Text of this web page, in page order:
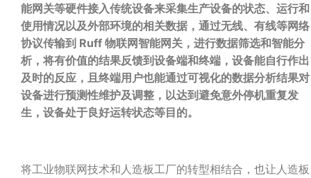
能网关等硬件接入传统设备来采集生产设备的状态、运行和
使用情况以及外部环境的相关数据，通过无线、有线等网络
协议传输到 Ruff 物联网智能网关，进行数据筛选和智能分
析，将有价值的结果反馈到设备端和终端，设备能自行作出
及时的反应，且终端用户也能通过可视化的数据分析结果对
设备进行预测性维护及调整，以达到避免意外停机重复发
生，设备处于良好运转状态等目的。
将工业物联网技术和人造板工厂的转型相结合，也让人造板